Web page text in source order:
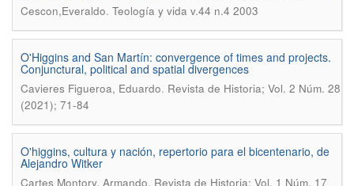
Cescon,Everaldo. Teología y vida v.44 n.4 2003
O'Higgins and San Martín: convergence of times and projects.
Conjunctural, political and spatial divergences
Cavieres Figueroa, Eduardo. Revista de Historia; Vol. 2 Núm. 28
(2021); 71-84
O'higgins, cultura y nación, repertorio para el bicentenario, de
Alejandro Witker
Cartes Montory, Armando. Revista de Historia; Vol. 1 Núm. 17